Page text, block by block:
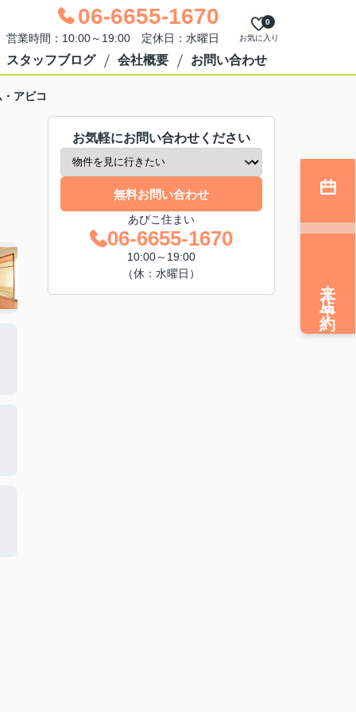
06-6655-1670
営業時間：10:00～19:00 定休日：水曜日 お気に入り
0
スタッフブログ 会社概要 お問い合わせ
アビコ
お気軽にお問い合わせください
無料お問い合わせ
あびこ住まい
06-6655-1670
10:00～19:00
（休：水曜日）
来店予約